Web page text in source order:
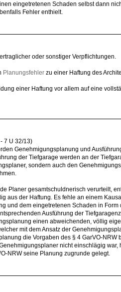
eingetretenen Schaden selbst dann
Fehler enthielt.
oder sonstiger Verpflichtungen.
Planungsfehler zu einer Haftung des
einer Haftung vor allem auf eine
7 U 32/13)
Genehmigungsplanung und
der Tiefgarage werden an der
sondern auch den
Planer gesamtschuldnerisch verurteilt,
aus der Haftung. Es fehle an einem
und dem eingetretenen Schaden in Form
Ausführung der
einen abweichenden, völlig
mit dem Ansatz der
die Vorgaben des § 4 GarVO-NRW
nicht einschlägig
NRW seine Planung zugrunde gelegt.